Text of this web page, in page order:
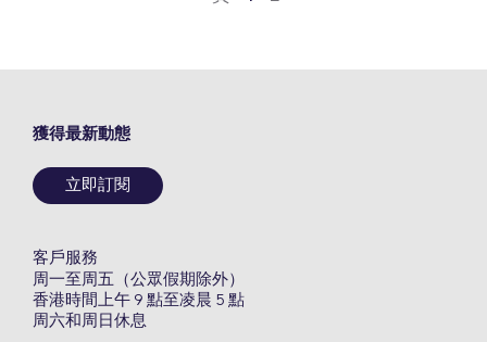
獲得最新動態
立即訂閱
客戶服務
周一至周五（公眾假期除外）
香港時間上午 9 點至凌晨 5 點
周六和周日休息